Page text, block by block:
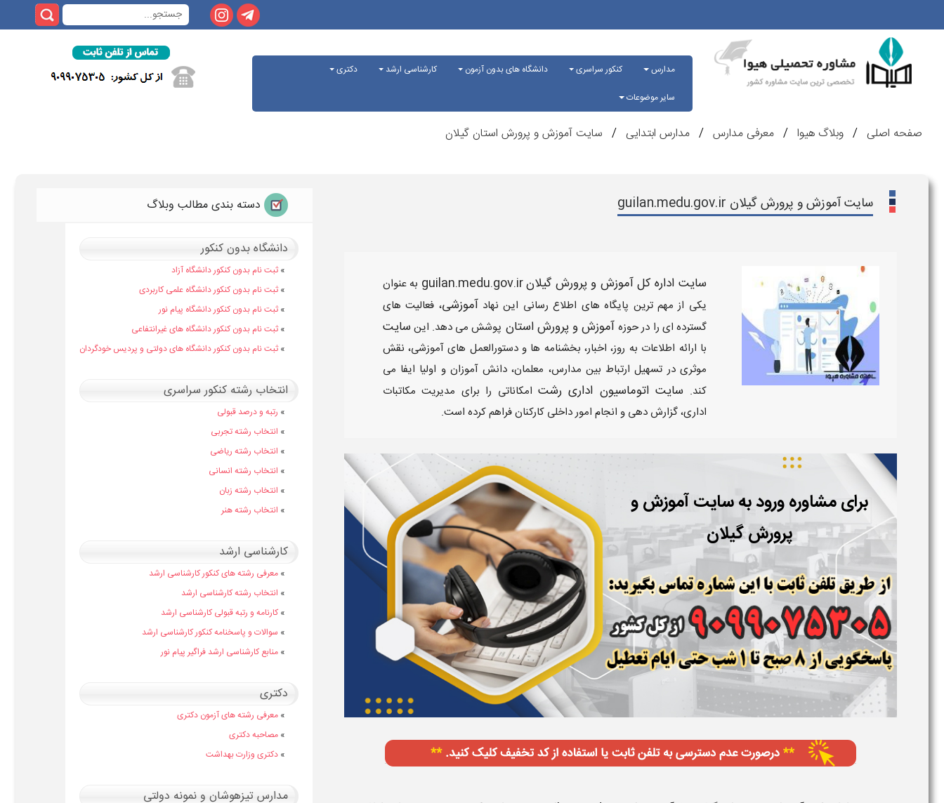
مدارس کنکور سراسری دانشگاه های بدون آزمون کارشناسی ارشد
دکتری
سایر موضوعات
صفحه اصلی وبلاگ هیوا معرفی مدارس مدارس ابتدایی سایت آموزش و پرورش استان گیلان
سایت آموزش و پرورش گیلان guilan.medu.gov.ir
سایت اداره کل آموزش و پرورش گیلانguilan.medu.gov.ir به عنوان
یکی از مهم ترین پایگاه های اطلاع رسانی این نهادآموزشی، فعالیت های
گسترده ای را در حوزهآموزش و پرورش استان پوشش می دهد. این سایت
با ارائه اطلاعات به روز، اخبار، بخشنامه ها و دستورالعمل های آموزشی، نقش
موثری در تسهیل ارتباط بین مدارس، معلمان، دانش آموزان و اولیا ایفا می
کند. سایت اتوماسیون اداری رشتامکاناتی را برای مدیریت مکاتبات
اداری، گزارش دهی و انجام امور داخلی کارکنان فراهم کرده است.
برای مشاوره ورود بهسایت آموزش و
پرورشگیلان
دسته بندی مطالب وبلاگ
دانشگاه بدون کنکور
» ثبت نام بدون کنکور دانشگاه آزاد
» ثبت نام بدون کنکور دانشگاه علمی کاربردی
» ثبت نام بدون کنکور دانشگاه پیام نور
» ثبت نام بدون کنکور دانشگاه های غیرانتفاعی
» ثبت نام بدون کنکور دانشگاه های دولتی و پردیس خودگردان
انتخاب رشته کنکور سراسری
» رتبه و درصد قبولی
» انتخاب رشته تجربی
» انتخاب رشته ریاضی
» انتخاب رشته انسانی
» انتخاب رشته زبان
» انتخاب رشته هنر
کارشناسی ارشد
» معرفی رشته های کنکور کارشناسی ارشد
» انتخاب رشته کارشناسی ارشد
» کارنامه و رتبه قبولی کارشناسی ارشد
» سوالات و پاسخنامه کنکور کارشناسی ارشد
» منابع کارشناسی ارشد فراگیر پیام نور
دکتری
» معرفی رشته های آزمون دکتری
» مصاحبه دکتری
» دکتری وزارت بهداشت
مدارس تیزهوشان و نمونه دولتی